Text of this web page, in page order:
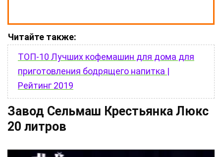
Читайте также:
ТОП-10 Лучших кофемашин для дома для
приготовления бодрящего напитка |
Рейтинг 2019
Завод Сельмаш Крестьянка Люкс
20 литров